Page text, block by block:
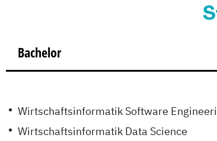
Bachelor
Wirtschaftsinformatik Software
Wirtschaftsinformatik Data Science